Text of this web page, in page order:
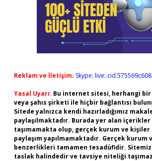
Reklam ve İletişim: Skype:
Yasal Uyarı: Bu internet sitesi, herhangi
veya şahıs şirketi ile hiçbir bağlantısı
Sitede yalnızca kendi hazırladığımız
paylaşılmaktadır. Burada yer alan
taşımamakta olup, gerçek kurum ve kişiler
paylaşım yapılmamaktadır. Gerçek kurum
benzerlikleri tamamen tesadüfidir.
taslak halindedir ve tavsiye niteliği